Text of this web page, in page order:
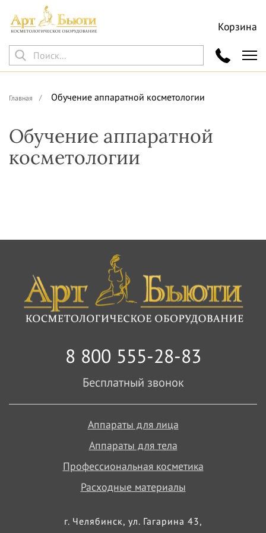
Корзина
Главная Обучение аппаратной косметологии
Обучение аппаратной
косметологии
8 800 555-28-83
Бесплатный звонок
Аппараты для лица
Аппараты для тела
Профессиональная косметика
Расходные материалы
г. Челябинск, ул. Гагарина 43,